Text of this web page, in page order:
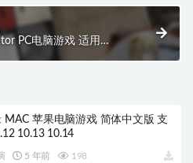
PC电脑游戏 适用
MAC 苹果电脑游戏 简体中文版 支
10.13 10.14
5 年前 198